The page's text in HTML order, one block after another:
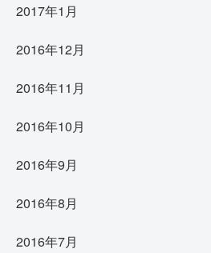
2017年1月
2016年12月
2016年11月
2016年10月
2016年9月
2016年8月
2016年7月